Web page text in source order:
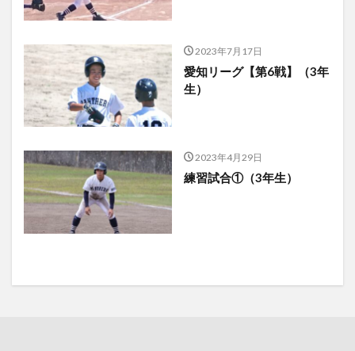
2023年7月17日
愛知リーグ【第6戦】（3年
生）
2023年4月29日
練習試合①（3年生）